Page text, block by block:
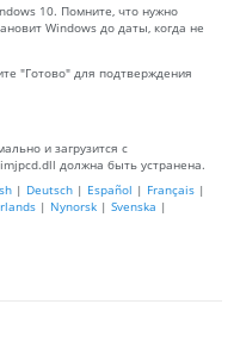
10. Помните, что нужно
Windows до даты, когда не
"Готово" для подтверждения
и загрузится с
должна быть устранена.
| Deutsch | Español | Français |
| Nynorsk | Svenska |